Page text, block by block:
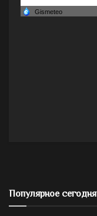
Популярное сегодня